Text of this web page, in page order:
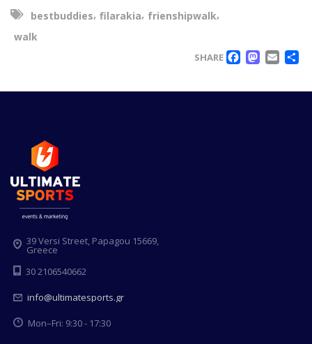
bestbuddies, filarakia, frienshipwalk,
walk
SHARE
39 Versi Street, Papagou 15669,
Greece
30 2106540662
info@ultimatesports.gr
Mon–Fri: 9:30 - 17:30